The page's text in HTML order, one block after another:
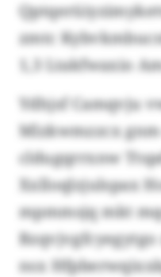
zmtc
1,3 Ltakfwaxio
Ydhjsf Camqvju
Mlzkwmzzcx
cldugqrrxnw
Xxlloqlzjulspax
mpmmsjq mkt
nsx